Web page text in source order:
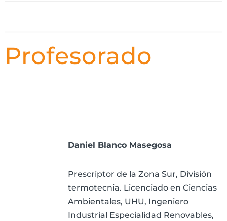
Profesorado
Daniel Blanco Masegosa
Prescriptor de la Zona Sur, División
termotecnia. Licenciado en Ciencias
Ambientales, UHU, Ingeniero
Industrial Especialidad Renovables,